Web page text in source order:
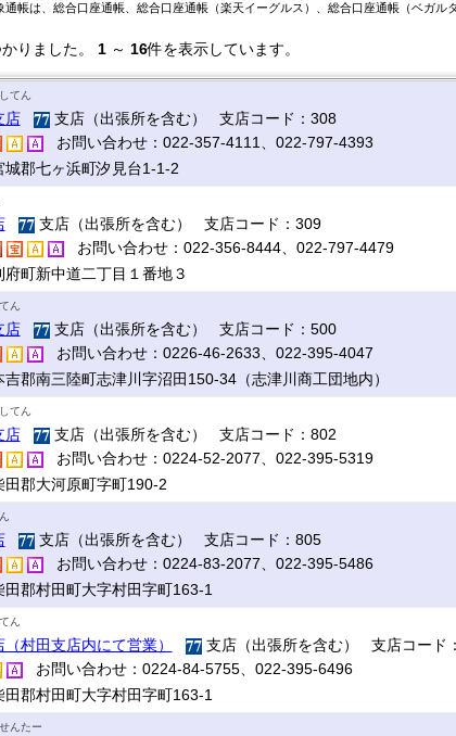
通帳は、総合口座通帳、総合口座通帳（楽天イーグルス）、総合口座通帳（ベガル
りました。 1～ 16件を表示しています。
てん
店
支店（出張所を含む） 支店コード：308
お問い合わせ：022-357-4111、022-797-4393
城郡七ヶ浜町汐見台1-1-2
支店（出張所を含む） 支店コード：309
お問い合わせ：022-356-8444、022-797-4479
府町新中道二丁目１番地３
ん
店
支店（出張所を含む） 支店コード：500
お問い合わせ：0226-46-2633、022-395-4047
吉郡南三陸町志津川字沼田150-34（志津川商工団地内）
てん
店
支店（出張所を含む） 支店コード：802
お問い合わせ：0224-52-2077、022-395-5319
田郡大河原町字町190-2
支店（出張所を含む） 支店コード：805
お問い合わせ：0224-83-2077、022-395-5486
田郡村田町大字村田字町163-1
ん
（村田支店内にて営業）
支店（出張所を含む） 支店コード
お問い合わせ：0224-84-5755、022-395-6496
田郡村田町大字村田字町163-1
んたー